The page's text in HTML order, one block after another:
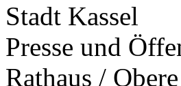
Stadt Kassel
Presse und
Rathaus /